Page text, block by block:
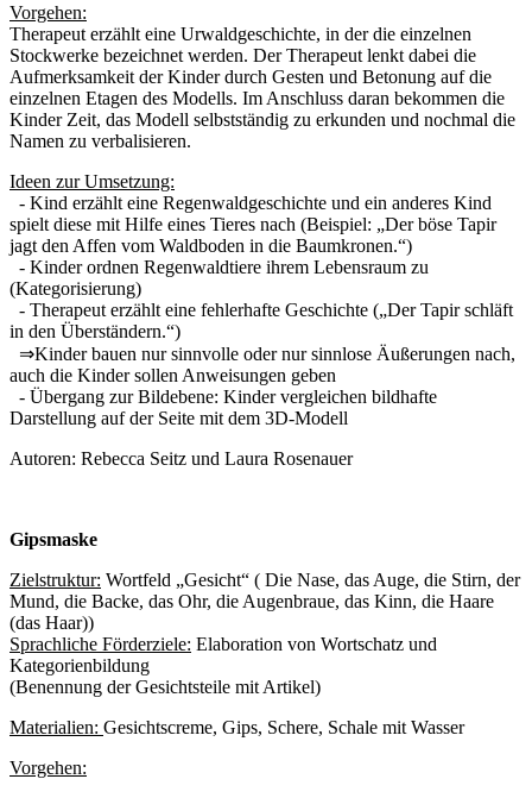
Vorgehen:
Therapeut erzählt eine Urwaldgeschichte, in der die einzelnen
Stockwerke bezeichnet werden. Der Therapeut lenkt dabei die
Aufmerksamkeit der Kinder durch Gesten und Betonung auf die
einzelnen Etagen des Modells. Im Anschluss daran bekommen die
Kinder Zeit, das Modell selbstständig zu erkunden und nochmal die
Namen zu verbalisieren.
Ideen zur Umsetzung:
- Kind erzählt eine Regenwaldgeschichte und ein anderes Kind
spielt diese mit Hilfe eines Tieres nach (Beispiel: „Der böse Tapir
jagt den Affen vom Waldboden in die Baumkronen.“)
- Kinder ordnen Regenwaldtiere ihrem Lebensraum zu
(Kategorisierung)
- Therapeut erzählt eine fehlerhafte Geschichte („Der Tapir schläft
in den Überständern.“)
⇒Kinder bauen nur sinnvolle oder nur sinnlose Äußerungen nach,
auch die Kinder sollen Anweisungen geben
- Übergang zur Bildebene: Kinder vergleichen bildhafte
Darstellung auf der Seite mit dem 3D-Modell
Autoren: Rebecca Seitz und Laura Rosenauer
Gipsmaske
Zielstruktur: Wortfeld „Gesicht“ ( Die Nase, das Auge, die Stirn, der
Mund, die Backe, das Ohr, die Augenbraue, das Kinn, die Haare
(das Haar))
Sprachliche Förderziele: Elaboration von Wortschatz und
Kategorienbildung
(Benennung der Gesichtsteile mit Artikel)
Materialien: Gesichtscreme, Gips, Schere, Schale mit Wasser
Vorgehen: